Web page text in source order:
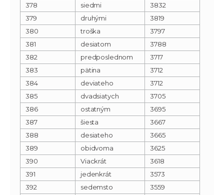
378
siedmi
3832
379
druhými
3819
380
troška
3797
381
desiatom
3788
382
predposlednom
3717
383
pätina
3712
384
deviateho
3712
385
dvadsiatych
3705
386
ostatným
3695
387
šiesta
3667
388
desiateho
3665
389
obidvoma
3625
390
Viackrát
3618
391
jedenkrát
3573
392
sedemsto
3559